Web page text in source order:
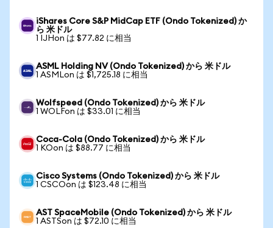
iShares Core S&P MidCap ETF (Ondo Tokenized) か
ら 米ドル
1 IJHon は $77.82 に相当
ASML Holding NV (Ondo Tokenized) から 米ドル
1 ASMLon は $1,725.18 に相当
Wolfspeed (Ondo Tokenized) から 米ドル
1 WOLFon は $33.01 に相当
Coca-Cola (Ondo Tokenized) から 米ドル
1 KOon は $88.77 に相当
Cisco Systems (Ondo Tokenized) から 米ドル
1 CSCOon は $123.48 に相当
AST SpaceMobile (Ondo Tokenized) から 米ドル
1 ASTSon は $72.10 に相当